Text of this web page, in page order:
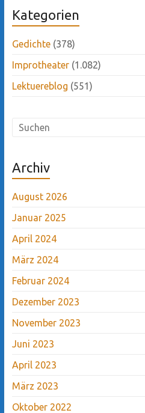
Kategorien
Gedichte(378)
Improtheater(1.082)
Lektuereblog (551)
Archiv
August 2026
Januar 2025
April 2024
März 2024
Februar 2024
Dezember 2023
November 2023
Juni 2023
April 2023
März 2023
Oktober 2022